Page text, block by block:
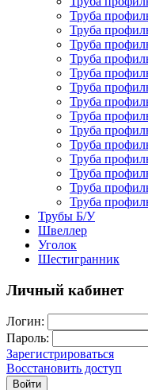
Труба
Труба
Труба
Труба
Труба
Труба
Труба
Труба
Труба
Труба
Труба
Труба
Труба
Труба
Трубы Б/У
Швеллер
Уголок
Шестигранник
Личный кабинет
Логин:
Пароль:
Зарегистрироваться
Восстановить доступ
Войти